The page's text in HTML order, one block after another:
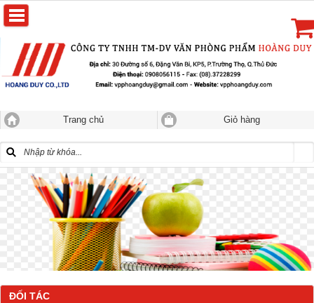
Trang chủ Giỏ hàng
ĐỐI TÁC